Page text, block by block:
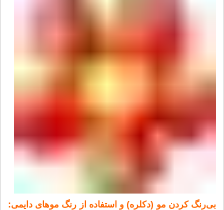
بی‌رنگ کردن مو (دکلره) و استفاده از رنگ موهای دایمی: